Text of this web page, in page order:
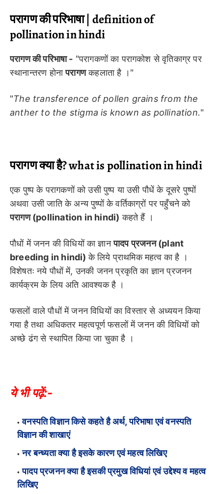
परागण की परिभाषा | definition of
pollination in hindi
परागण की परिभाषा - "परागकणों का परागकोश से वृतिकाग्र पर
स्थानान्तरण होनापरागणकहलाता है ।"
"The transference of pollen grains from the
anther to the stigma is known as pollination."
परागण क्या है? what is pollination in hindi
एक पुष्प के परागकणों को उसी पुष्प या उसी पौधें के दूसरे पुष्पों
अथवा उसी जाति के अन्य पुष्पों के वर्तिकाग्रों पर पहुँचने को
परागण (pollination in hindi) कहते हैं ।
पौधों में जनन की विधियों का ज्ञानपादप प्रजनन (plant
breeding in hindi)के लिये प्राथमिक महत्व का है ।
विशेषतः नये पौधों में, उनकी जनन प्रकृति का ज्ञान प्रजनन
कार्यक्रम के लिय अति आवश्यक है ।
फसलों वाले पौधों में जनन विधियों का विस्तार से अध्ययन किया
गया है तथा अधिकतर महत्वपूर्ण फसलों में जनन की विधियों को
अच्छे ढंग से स्थापित किया जा चुका है ।
ये भी पढ़ें:-
वनस्पति विज्ञान किसे कहते है अर्थ, परिभाषा एवं वनस्पति
विज्ञान की शाखाएं
नर बन्ध्यता क्या है इसके कारण एवं महत्व लिखिए
पादप प्रजनन क्या है इसकी प्रमुख विधियां एवं उद्देश्य व महत्व
लिखिए